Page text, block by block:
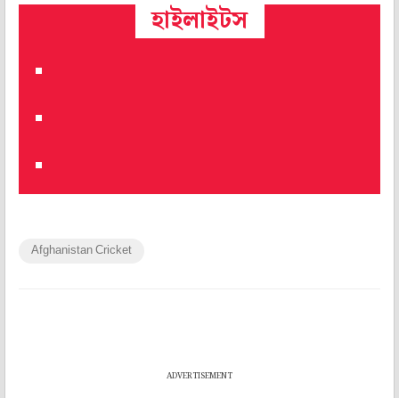
হাইলাইটস
Afghanistan Cricket
ADVERTISEMENT